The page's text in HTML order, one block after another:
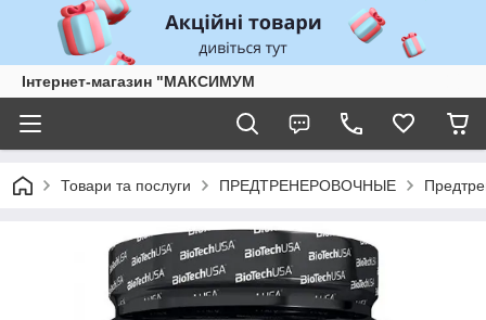
Інтернет-магазин "МАКСИМУМ
Товари та послуги ПРЕДТРЕНЕРОВОЧНЫЕ